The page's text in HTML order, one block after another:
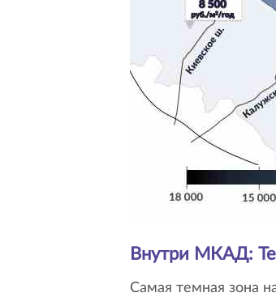
Внутри МКАД:
Самая темная зона